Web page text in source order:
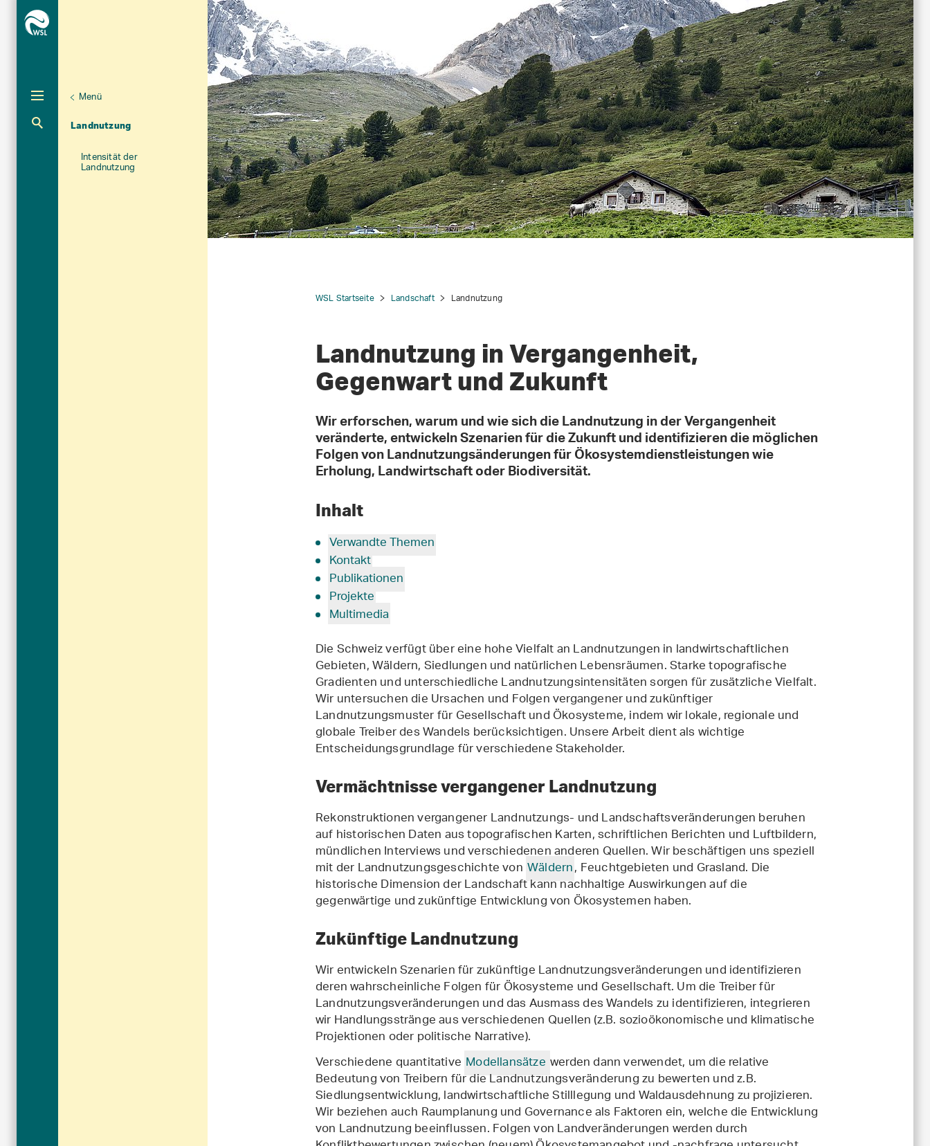
Landschaft
Unternavigation
Menü
Landnutzung
Aktuelle Navigation
Intensität der
Landnutzung
WSL Startseite Landschaft Landnutzung
Landnutzung in Vergangenheit,
Gegenwart und Zukunft
Wir erforschen, warum und wie sich die Landnutzung in der Vergangenheit
veränderte, entwickeln Szenarien für die Zukunft und identifizieren die möglichen
Folgen von Landnutzungsänderungen für Ökosystemdienstleistungen wie
Erholung, Landwirtschaft oder Biodiversität.
Inhalt
Verwandte Themen
Kontakt
Publikationen
Projekte
Multimedia
Die Schweiz verfügt über eine hohe Vielfalt an Landnutzungen in landwirtschaftlichen
Gebieten, Wäldern, Siedlungen und natürlichen Lebensräumen. Starke topografische
Gradienten und unterschiedliche Landnutzungsintensitäten sorgen für zusätzliche Vielfalt.
Wir untersuchen die Ursachen und Folgen vergangener und zukünftiger
Landnutzungsmuster für Gesellschaft und Ökosysteme, indem wir lokale, regionale und
globale Treiber des Wandels berücksichtigen. Unsere Arbeit dient als wichtige
Entscheidungsgrundlage für verschiedene Stakeholder.
Vermächtnisse vergangener Landnutzung
Rekonstruktionen vergangener Landnutzungs- und Landschaftsveränderungen beruhen
auf historischen Daten aus topografischen Karten, schriftlichen Berichten und Luftbildern,
mündlichen Interviews und verschiedenen anderen Quellen. Wir beschäftigen uns speziell
mit der Landnutzungsgeschichte vonWäldern, Feuchtgebieten und Grasland. Die
historische Dimension der Landschaft kann nachhaltige Auswirkungen auf die
gegenwärtige und zukünftige Entwicklung von Ökosystemen haben.
Zukünftige Landnutzung
Wir entwickeln Szenarien für zukünftige Landnutzungsveränderungen und identifizieren
deren wahrscheinliche Folgen für Ökosysteme und Gesellschaft. Um die Treiber für
Landnutzungsveränderungen und das Ausmass des Wandels zu identifizieren, integrieren
wir Handlungsstränge aus verschiedenen Quellen (z.B. sozioökonomische und klimatische
Projektionen oder politische Narrative).
Verschiedene quantitative Modellansätzewerden dann verwendet, um die relative
Bedeutung von Treibern für die Landnutzungsveränderung zu bewerten und z.B.
Siedlungsentwicklung, landwirtschaftliche Stilllegung und Waldausdehnung zu projizieren.
Wir beziehen auch Raumplanung und Governance als Faktoren ein, welche die Entwicklung
von Landnutzung beeinflussen. Folgen von Landveränderungen werden durch